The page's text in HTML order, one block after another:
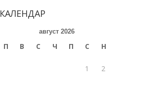
КАЛЕНДАР
август 2026
П В С Ч П С Н
1 2